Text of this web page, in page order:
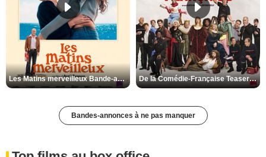
Les Matins merveilleux Bande-annonce VF De la Comédie-Française Teaser VF
Bandes-annonces à ne pas manquer